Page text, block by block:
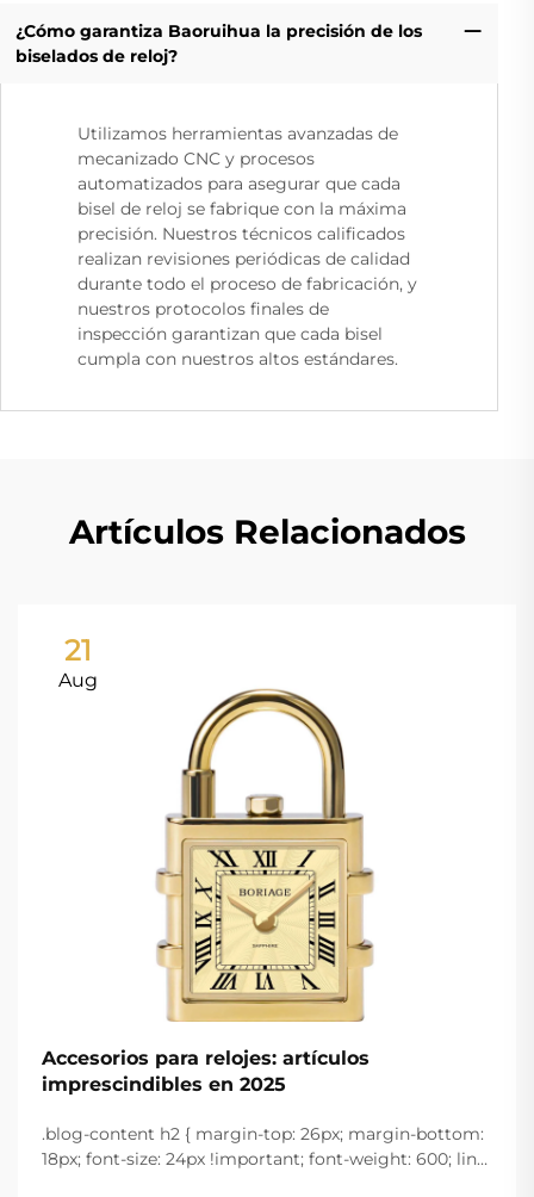
¿Cómo garantiza Baoruihua la precisión de los
biselados de reloj?
Utilizamos herramientas avanzadas de
mecanizado CNC y procesos
automatizados para asegurar que cada
bisel de reloj se fabrique con la máxima
precisión. Nuestros técnicos calificados
realizan revisiones periódicas de calidad
durante todo el proceso de fabricación, y
nuestros protocolos finales de
inspección garantizan que cada bisel
cumpla con nuestros altos estándares.
Artículos Relacionados
21
Aug
Accesorios para relojes: artículos
imprescindibles en 2025
.blog-content h2 { margin-top: 26px; margin-bottom:
18px; font-size: 24px !important; font-weight: 600; line-